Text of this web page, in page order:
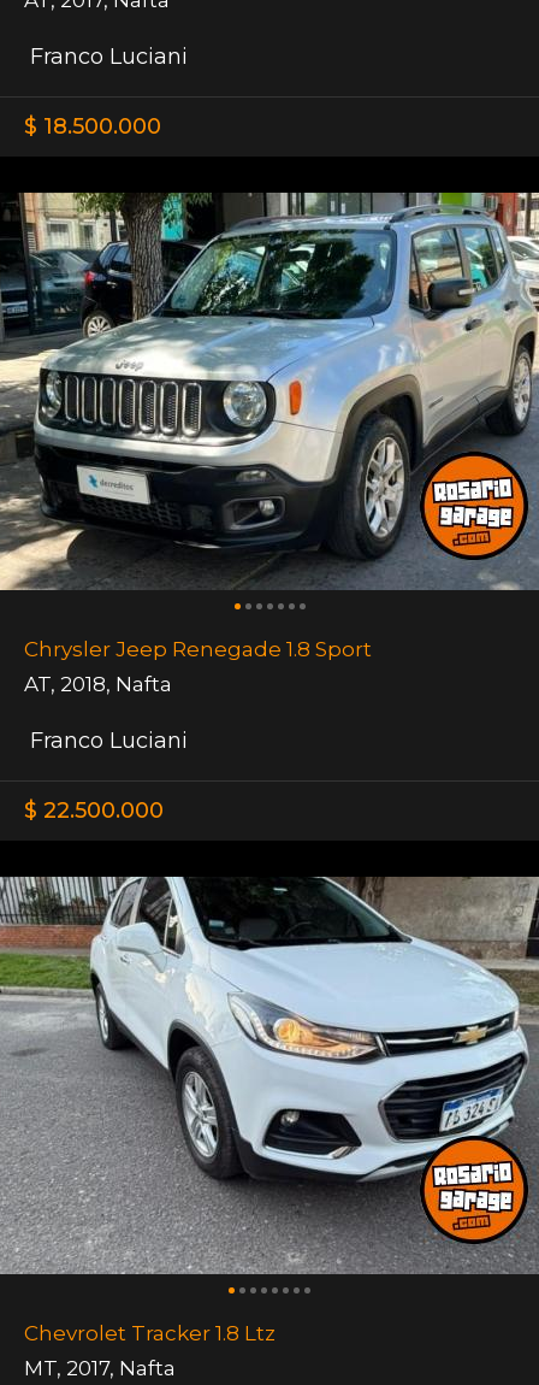
Franco Luciani
$ 18.500.000
Chrysler Jeep Renegade 1.8 Sport
AT, 2018, Nafta
Franco Luciani
$ 22.500.000
Chevrolet Tracker 1.8 Ltz
MT, 2017, Nafta